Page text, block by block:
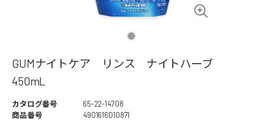
GUMナイトケア リンス ナイトハーブ
450mL
カタログ番号
65-22-14708
商品番号
4901616010871